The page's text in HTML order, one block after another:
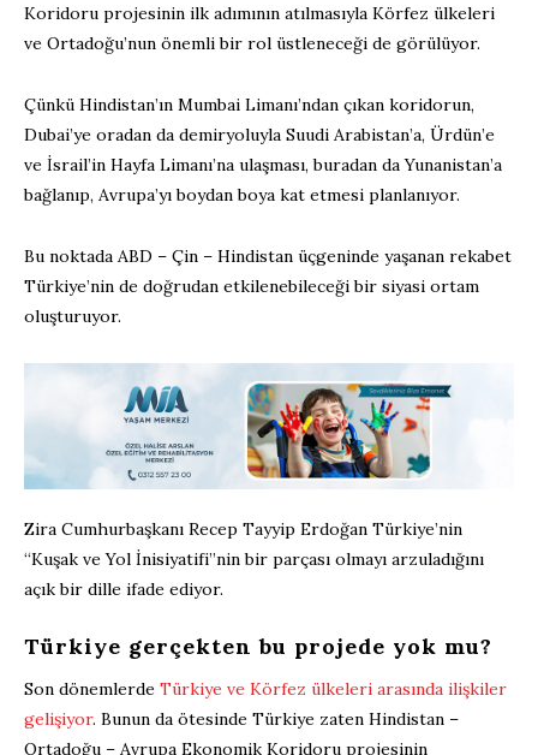
Koridoru projesinin ilk adımının atılmasıyla Körfez ülkeleri
ve Ortadoğu’nun önemli bir rol üstleneceği de görülüyor.
Çünkü Hindistan’ın Mumbai Limanı’ndan çıkan koridorun,
Dubai’ye oradan da demiryoluyla Suudi Arabistan’a, Ürdün’e
ve İsrail’in Hayfa Limanı’na ulaşması, buradan da Yunanistan’a
bağlanıp, Avrupa’yı boydan boya kat etmesi planlanıyor.
Bu noktada ABD – Çin – Hindistan üçgeninde yaşanan rekabet
Türkiye’nin de doğrudan etkilenebileceği bir siyasi ortam
oluşturuyor.
Zira Cumhurbaşkanı Recep Tayyip Erdoğan Türkiye’nin
“Kuşak ve Yol İnisiyatifi”nin bir parçası olmayı arzuladığını
açık bir dille ifade ediyor.
Türkiye gerçekten bu projede yok mu?
Son dönemlerde Türkiye ve Körfez ülkeleri arasında ilişkiler
gelişiyor. Bunun da ötesinde Türkiye zaten Hindistan –
Ortadoğu – Avrupa Ekonomik Koridoru projesinin